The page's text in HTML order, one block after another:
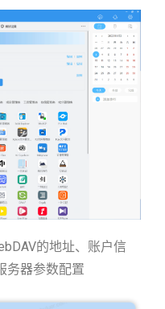
的地址、账户信
务器参数配置